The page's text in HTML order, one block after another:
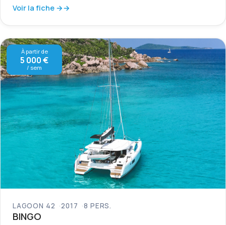
Voir la fiche →
À partir de
5 000 €
/ sem
LAGOON 42 2017 8 PERS.
BINGO